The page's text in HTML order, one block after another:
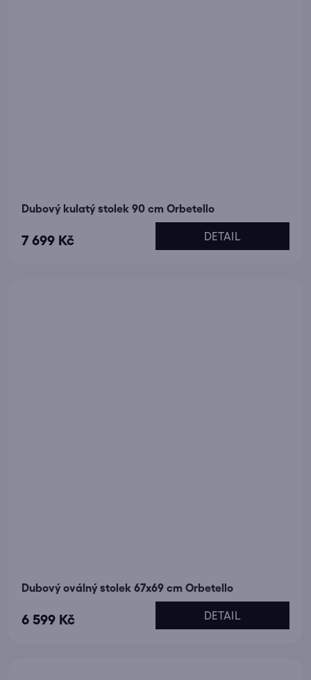
Dubový kulatý stolek 90 cm Orbetello
7 699 Kč DETAIL
Dubový oválný stolek 67x69 cm Orbetello
6 599 Kč DETAIL